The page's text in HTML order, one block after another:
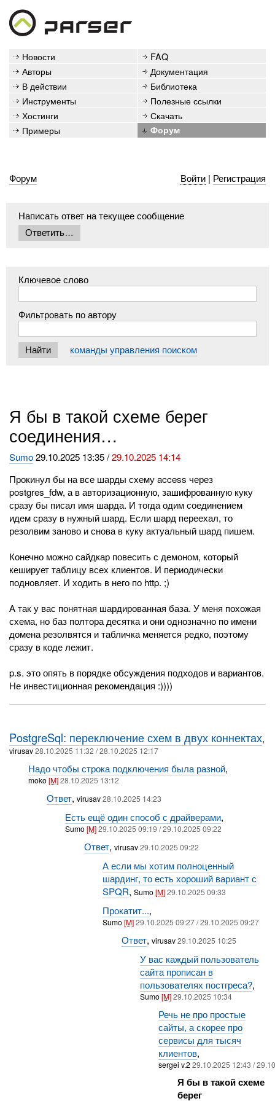
Новости
FAQ
Авторы
Документация
В действии
Библиотека
Инструменты
Полезные ссылки
Хостинги
Скачать
Примеры
Форум
Форум Войти| Регистрация
Написать ответ на текущее сообщение
Ключевое слово
Фильтровать по автору
команды управления поиском
Я бы в такой схеме берег
соединения…
Sumo29.10.2025 13:35 /29.10.2025 14:14
Прокинул бы на все шарды схему access через
postgres_fdw, а в авторизационную, зашифрованную куку
сразу бы писал имя шарда. И тогда одим соединением
идем сразу в нужный шард. Если шард переехал, то
резолвим заново и снова в куку актуальный шард пишем.
Конечно можно сайдкар повесить с демоном, который
кеширует таблицу всех клиентов. И периодически
подновляет. И ходить в него по http. ;)
А так у вас понятная шардированная база. У меня похожая
схема, но баз полтора десятка и они однозначно по имени
домена резолвятся и табличка меняется редко, поэтому
сразу в коде лежит.
p.s. это опять в порядке обсуждения подходов и вариантов.
Не инвестиционная рекомендация :))))
PostgreSql: переключение схем в двух коннектах,
virusav28.10.2025 11:32 / 28.10.2025 12:17
Надо чтобы строка подключения была разной,
moko[M] 28.10.2025 13:12
Ответ, virusav28.10.2025 14:23
Есть ещё один способ с драйверами,
Sumo[M]29.10.2025 09:19 / 29.10.2025 09:22
Ответ, virusav29.10.2025 09:22
А если мы хотим полноценный
шардинг, то есть хороший вариант с
SPQR,Sumo[M]29.10.2025 09:33
Прокатит...,
Sumo[M]29.10.2025 09:27 / 29.10.2025 09:27
Ответ, virusav29.10.2025 10:25
У вас каждый пользователь
сайта прописан в
пользователях постгреса?,
Sumo[M]29.10.2025 10:34
Речь не про простые
сайты, а скорее про
сервисы для тысяч
клиентов,
sergei v.229.10.2025 12:43 /
Я бы в такой схеме
берег